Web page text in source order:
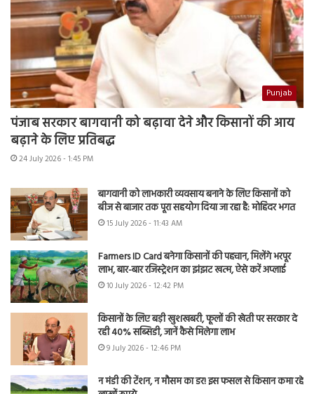
Punjab
पंजाब सरकार बागवानी को बढ़ावा देने और किसानों की आय
बढ़ाने के लिए प्रतिबद्ध
24 July 2026 - 1:45 PM
बागवानी को लाभकारी व्यवसाय बनाने के लिए किसानों को
बीज से बाजार तक पूरा सहयोग दिया जा रहा है: मोहिंदर भगत
15 July 2026 - 11:43 AM
Farmers ID Card बनेगा किसानों की पहचान, मिलेंगे भरपूर
लाभ, बार-बार रजिस्ट्रेशन का झंझट खत्म, ऐसे करें अप्लाई
10 July 2026 - 12:42 PM
किसानों के लिए बड़ी खुशखबरी, फूलों की खेती पर सरकार दे
रही 40% सब्सिडी, जानें कैसे मिलेगा लाभ
9 July 2026 - 12:46 PM
न मंडी की टेंशन, न मौसम का डर! इस फसल से किसान कमा रहे